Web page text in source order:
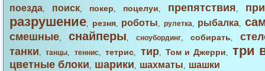
поезда, поиск, покер, поцелуи, препятствия,
разрушение, резня, роботы, рулетка, рыбалка,
смешные, снайперы, сноубординг, собирать,
танки,танцы, теннис,тетрис, тир,Том и Джерри, три
цветные блоки, шарики, шахматы, шашки